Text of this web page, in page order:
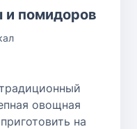
и помидоров
овощная
на